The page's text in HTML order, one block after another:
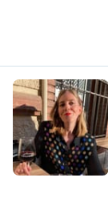
M